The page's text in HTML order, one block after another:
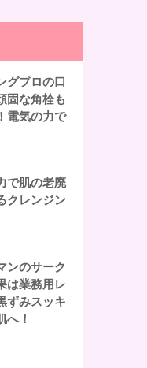
グプロの口
固な角栓も
電気の力で
で肌の老廃
クレンジン
ンのサーク
は業務用レ
ずみスッキ
へ！